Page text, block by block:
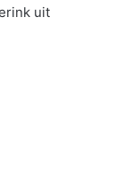
uit